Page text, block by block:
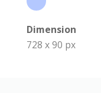
Dimension
728 x 90 px